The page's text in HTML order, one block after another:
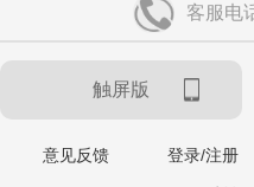
客服电
触屏版
意见反馈 登录/注册